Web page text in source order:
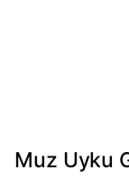
Muz Uyku